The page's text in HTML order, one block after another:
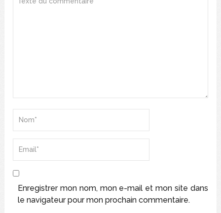
Enregistrer mon nom, mon e-mail et mon site dans
le navigateur pour mon prochain commentaire.